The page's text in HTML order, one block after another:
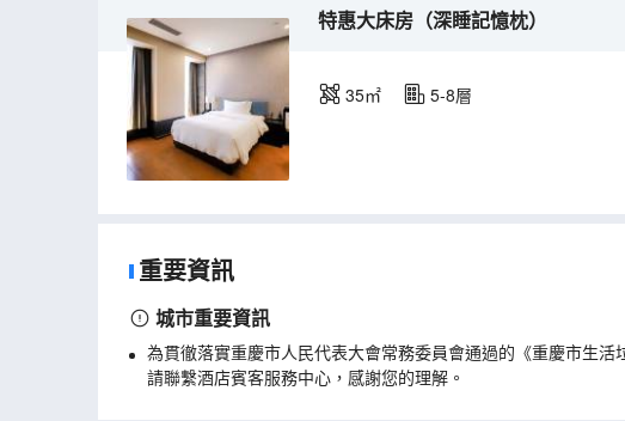
特惠大床房（深睡記憶枕）
35㎡ 5-8層
重要資訊
城市重要資訊
為貫徹落實重慶市人民代表大會常務委員會通過的《重慶市生
請聯繫酒店賓客服務中心，感謝您的理解。